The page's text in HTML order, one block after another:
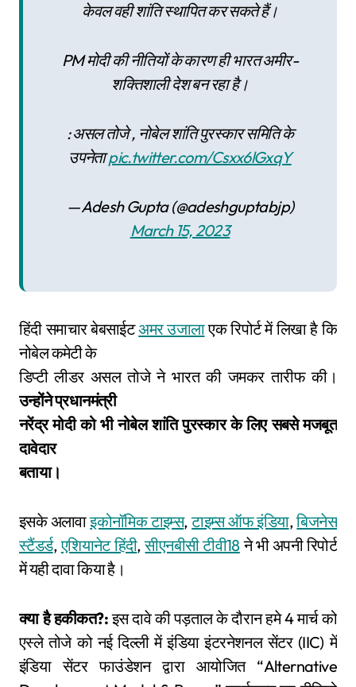
केवल वही शांति स्थापित कर सकते हैं।
PM मोदी की नीतियों के कारण ही भारत अमीर-
शक्तिशाली देश बन रहा है।
: असल तोजे , नोबेल शांति पुरस्कार समिति के
उपनेताpic.twitter.com/Csxx6lGxqY
— Adesh Gupta (@adeshguptabjp)
March 15, 2023
हिंदी समाचार बेबसाईटअमर उजालाएक रिपोर्ट में लिखा है कि
नोबेल कमेटी के
डिप्टी लीडर असल तोजे ने भारत की जमकर तारीफ की।
उन्होंने प्रधानमंत्री
नरेंद्र मोदी को भी नोबेल शांति पुरस्कार के लिए सबसे मजबूत
दावेदार
बताया।
इसके अलावाइकोनॉमिक टाइम्स,टाइम्स ऑफ इंडिया,बिजनेस
स्टैंडर्ड,एशियानेट हिंदी,सीएनबीसी टीवी18ने भी अपनी रिपोर्ट
में यही दावा किया है।
क्या है हकीकत?:इस दावे की पड़ताल के दौरान हमे 4 मार्च को
एस्ले तोजे को नई दिल्ली में इंडिया इंटरनेशनल सेंटर (IIC) में
इंडिया सेंटर फाउंडेशन द्वारा आयोजित “Alternative